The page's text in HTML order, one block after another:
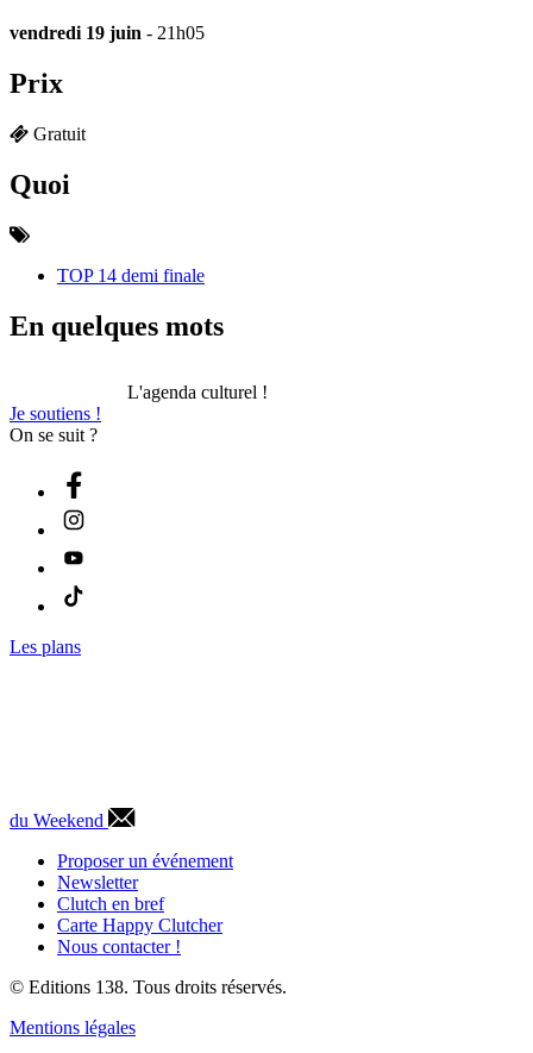
vendredi 19 juin - 21h05
Prix
Gratuit
Quoi
TOP 14 demi finale
En quelques mots
L'agenda culturel !
Je soutiens !
On se suit ?
Les plans
du Weekend
Proposer un événement
Newsletter
Clutch en bref
Carte Happy Clutcher
Nous contacter !
© Editions 138. Tous droits réservés.
Mentions légales